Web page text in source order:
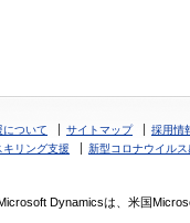
について サイトマップ
採用情
キリング支援 新型コロナウイル
Dynamicsは、米国